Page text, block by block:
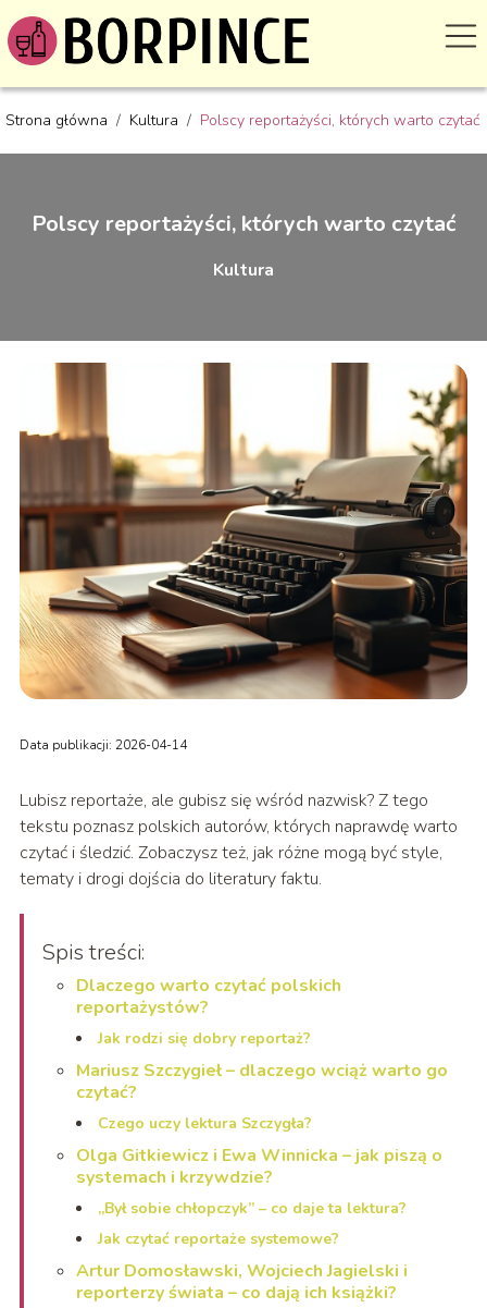
Strona główna / Kultura / Polscy reportażyści, których warto czytać
Polscy reportażyści, których warto czytać
Kultura
Data publikacji: 2026-04-14
Lubisz reportaże, ale gubisz się wśród nazwisk? Z tego
tekstu poznasz polskich autorów, których naprawdę warto
czytać i śledzić. Zobaczysz też, jak różne mogą być style,
tematy i drogi dojścia do literatury faktu.
Spis treści:
Dlaczego warto czytać polskich
reportażystów?
Jak rodzi się dobry reportaż?
Mariusz Szczygieł – dlaczego wciąż warto go
czytać?
Czego uczy lektura Szczygła?
Olga Gitkiewicz i Ewa Winnicka – jak piszą o
systemach i krzywdzie?
„Był sobie chłopczyk” – co daje ta lektura?
Jak czytać reportaże systemowe?
Artur Domosławski, Wojciech Jagielski i
reporterzy świata – co dają ich książki?